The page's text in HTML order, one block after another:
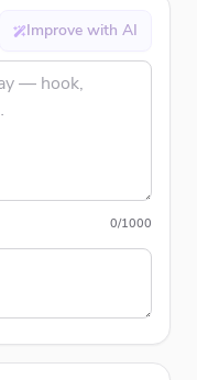
Improve with AI
0/1000